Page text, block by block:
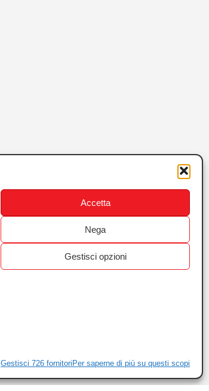
Gestisci 726 fornitori Per saperne di più su questi scopi
Accetta
Nega
Gestisci opzioni